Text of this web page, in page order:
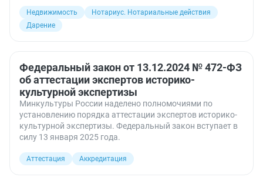
Недвижимость
Нотариус. Нотариальные действия
Дарение
Федеральный закон от 13.12.2024 № 472-ФЗ
об аттестации экспертов историко-
культурной экспертизы
Минкультуры России наделено полномочиями по
установлению порядка аттестации экспертов историко-
культурной экспертизы. Федеральный закон вступает в
силу 13 января 2025 года.
Аттестация Аккредитация